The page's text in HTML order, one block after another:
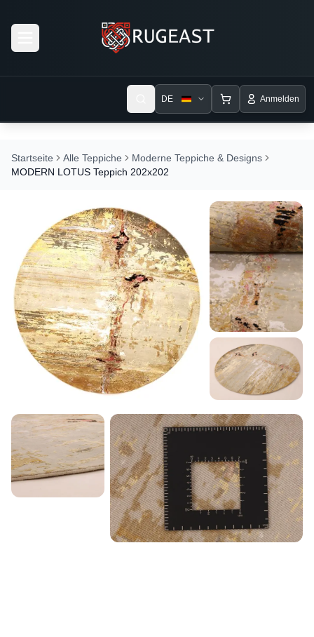
DE Anmelden
Startseite Alle Teppiche
Moderne Teppiche & Designs
MODERN LOTUS Teppich 202x202